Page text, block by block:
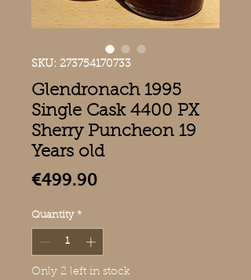
SKU: 273754170733
Glendronach 1995
Single Cask 4400 PX
Sherry Puncheon 19
Years old
€499.90Price
Quantity *
Only 2 left in stock